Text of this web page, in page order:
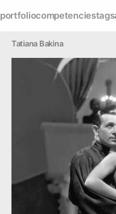
portfoliocompetenciestags
Tatiana Bakina